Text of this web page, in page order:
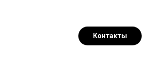
Контакты